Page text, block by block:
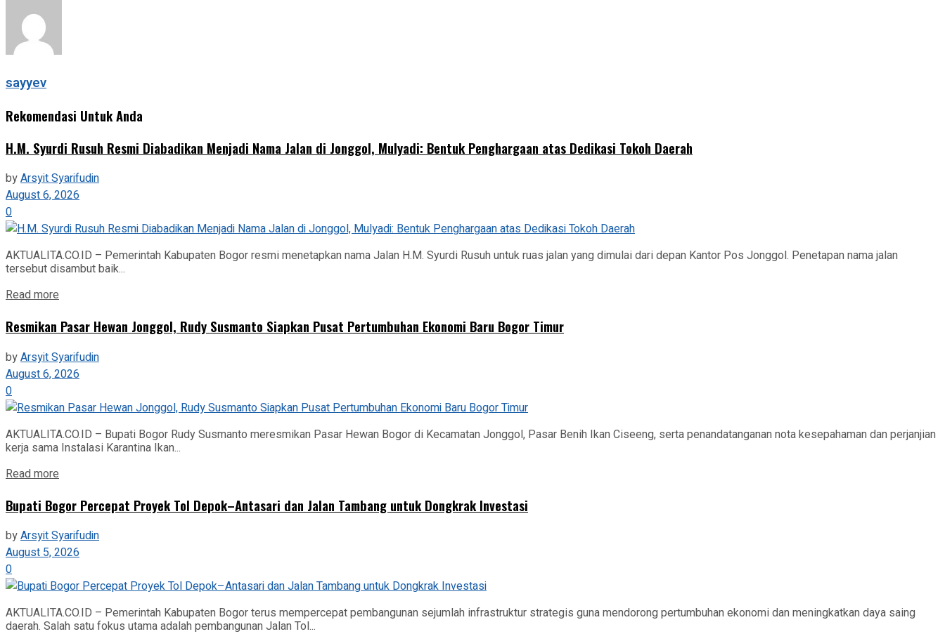
sayyev
Rekomendasi Untuk Anda
H.M. Syurdi Rusuh Resmi Diabadikan Menjadi Nama Jalan di Jonggol, Mulyadi: Bentuk Penghargaan atas Dedikasi Tokoh Daerah
byArsyit Syarifudin
August 6, 2026
0
AKTUALITA.CO.ID – Pemerintah Kabupaten Bogor resmi menetapkan nama Jalan H.M. Syurdi Rusuh untuk ruas jalan yang dimulai dari depan Kantor Pos Jonggol. Penetapan nama jalan
tersebut disambut baik...
Read more
Resmikan Pasar Hewan Jonggol, Rudy Susmanto Siapkan Pusat Pertumbuhan Ekonomi Baru Bogor Timur
byArsyit Syarifudin
August 6, 2026
0
AKTUALITA.CO.ID – Bupati Bogor Rudy Susmanto meresmikan Pasar Hewan Bogor di Kecamatan Jonggol, Pasar Benih Ikan Ciseeng, serta penandatanganan nota kesepahaman dan perjanjian
kerja sama Instalasi Karantina Ikan...
Read more
Bupati Bogor Percepat Proyek Tol Depok–Antasari dan Jalan Tambang untuk Dongkrak Investasi
byArsyit Syarifudin
August 5, 2026
0
AKTUALITA.CO.ID – Pemerintah Kabupaten Bogor terus mempercepat pembangunan sejumlah infrastruktur strategis guna mendorong pertumbuhan ekonomi dan meningkatkan daya saing
daerah. Salah satu fokus utama adalah pembangunan Jalan Tol...